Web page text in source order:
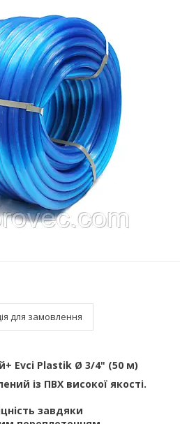
для замовлення
Evci Plastik Ø 3/4" (50 м)
із ПВХ високої якості.
завдяки